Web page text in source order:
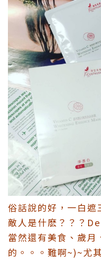
俗話說的好，一白遮
敵人是什麽？？？
當然還有美食、歲月
的。。。難啊~)~尤